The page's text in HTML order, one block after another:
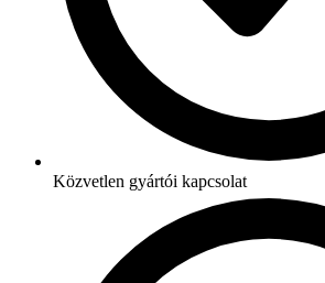
Közvetlen gyártói kapcsolat